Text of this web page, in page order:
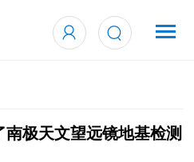
极天文望远镜地基检测